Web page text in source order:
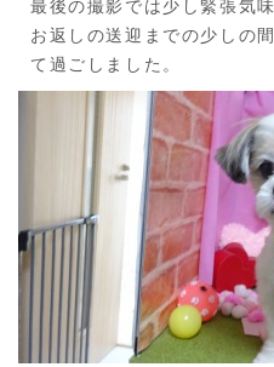
最後の撮影では少し緊張気味
お返しの送迎までの少しの
て過ごしました。